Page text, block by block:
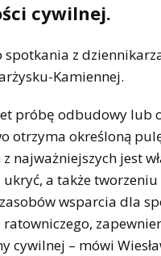
cywilnej.
spotkania z
Kamiennej.
próbę odbudowy lub
otrzyma określoną
najważniejszych jest
a także
wsparcia dla
– mówi